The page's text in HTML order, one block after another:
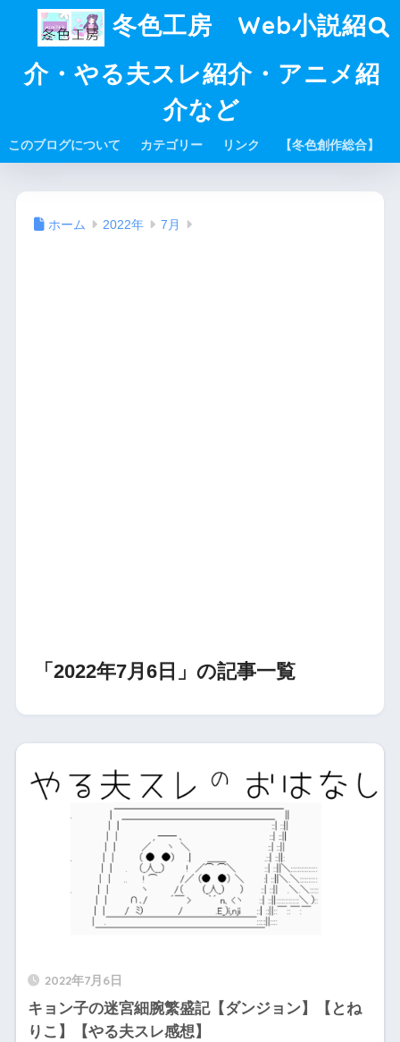
冬色工房 Web小説紹
介・やる夫スレ紹介・アニメ紹
介など
このブログについて カテゴリー リンク 【冬色創作総合】
ホーム 2022年 7月
「2022年7月6日」の記事一覧
2022年7月6日
キョン子の迷宮細腕繁盛記【ダンジョン】【とね
りこ】【やる夫スレ感想】